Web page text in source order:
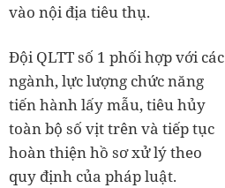
vào nội địa tiêu thụ.
Đội QLTT số 1 phối hợp với các
ngành, lực lượng chức năng
tiến hành lấy mẫu, tiêu hủy
toàn bộ số vịt trên và tiếp tục
hoàn thiện hồ sơ xử lý theo
quy định của pháp luật.